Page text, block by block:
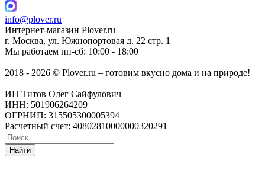
info@plover.ru
Интернет-магазин Plover.ru
г. Москва, ул. Южнопортовая д. 22 стр. 1
Мы работаем пн-сб: 10:00 - 18:00
2018 - 2026 © Plover.ru – готовим вкусно дома и на природе!
ИП Титов Олег Сайфулович
ИНН: 501906264209
ОГРНИП: 315505300005394
Расчетный счет: 40802810000000320291
Найти